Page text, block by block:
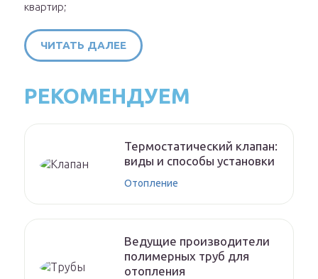
квартир;
ЧИТАТЬ ДАЛЕЕ
РЕКОМЕНДУЕМ
Термостатический клапан:
виды и способы установки
Отопление
Ведущие производители
полимерных труб для
отопления